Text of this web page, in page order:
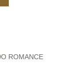
ROMANCE